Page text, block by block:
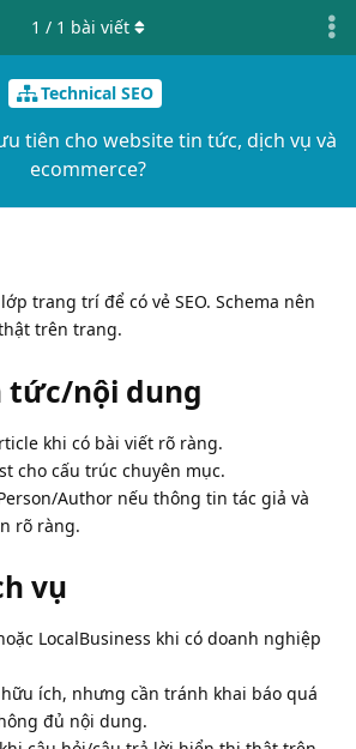
Technical SEO
tiên cho website tin tức, dịch vụ và
ecommerce?
1 / 1 bài viết
trang trí để có vẻ SEO. Schema nên
trên trang.
tức/nội dung
khi có bài viết rõ ràng.
cho cấu trúc chuyên mục.
Author nếu thông tin tác giả và
rõ ràng.
vụ
LocalBusiness khi có doanh nghiệp
ích, nhưng cần tránh khai báo quá
đủ nội dung.